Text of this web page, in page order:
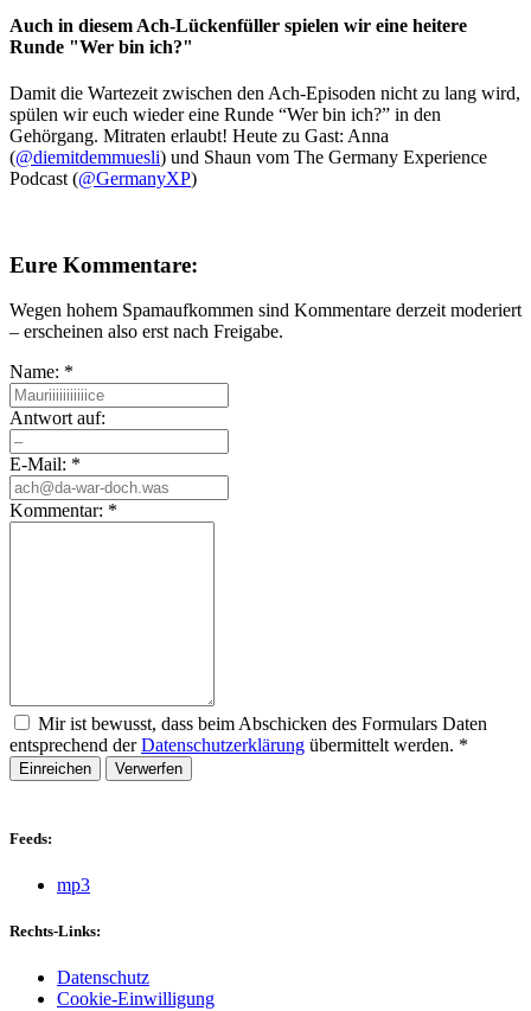
Auch in diesem Ach-Lückenfüller spielen wir eine heitere
Runde "Wer bin ich?"
Damit die Wartezeit zwischen den Ach-Episoden nicht zu lang wird,
spülen wir euch wieder eine Runde “Wer bin ich?” in den
Gehörgang. Mitraten erlaubt! Heute zu Gast: Anna
(@diemitdemmuesli) und Shaun vom The Germany Experience
Podcast (@GermanyXP)
Eure Kommentare:
Wegen hohem Spamaufkommen sind Kommentare derzeit moderiert
– erscheinen also erst nach Freigabe.
Name: *
Antwort auf:
E-Mail: *
Kommentar: *
Mir ist bewusst, dass beim Abschicken des Formulars Daten
entsprechend derDatenschutzerklärung übermittelt werden. *
Einreichen Verwerfen
Feeds:
mp3
Rechts-Links:
Datenschutz
Cookie-Einwilligung